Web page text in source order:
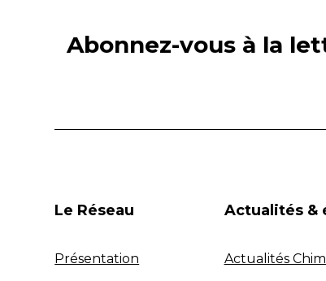
Abonnez-vous à la
Le Réseau
Présentation
Actualités &
Actualités